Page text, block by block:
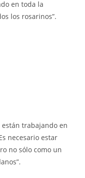
en toda la
los rosarinos”.
están trabajando en
necesario estar
no sólo como un